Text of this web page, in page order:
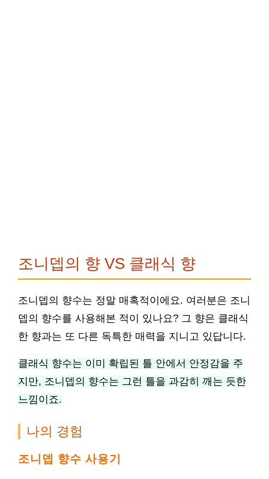
조니뎁의 향 VS 클래식 향
조니뎁의 향수는 정말 매혹적이에요. 여러분은 조니
뎁의 향수를 사용해본 적이 있나요? 그 향은 클래식
한 향과는 또 다른 독특한 매력을 지니고 있답니다.
클래식 향수는 이미 확립된 틀 안에서 안정감을 주
지만, 조니뎁의 향수는 그런 틀을 과감히 깨는 듯한
느낌이죠.
나의 경험
조니뎁 향수 사용기